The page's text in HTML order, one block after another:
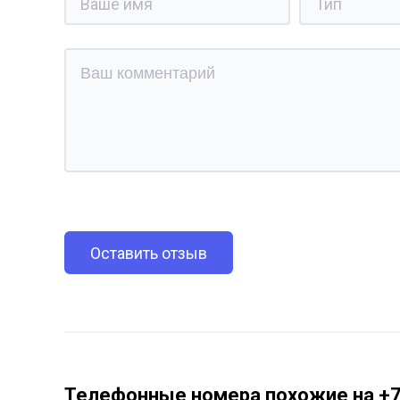
Оставить отзыв
Телефонные номера похожие на